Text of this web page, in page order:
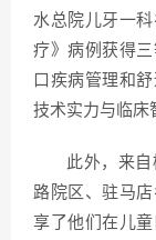
水总院儿牙一
疗》病例获得
口疾病管理和
技术实力与临床
此外，来
路院区、驻马
享了他们在儿